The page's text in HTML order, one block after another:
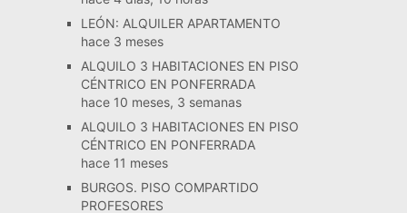
LEÓN: ALQUILER APARTAMENTO
hace 3 meses
ALQUILO 3 HABITACIONES EN PISO
CÉNTRICO EN PONFERRADA
hace 10 meses, 3 semanas
ALQUILO 3 HABITACIONES EN PISO
CÉNTRICO EN PONFERRADA
hace 11 meses
BURGOS. PISO COMPARTIDO
PROFESORES